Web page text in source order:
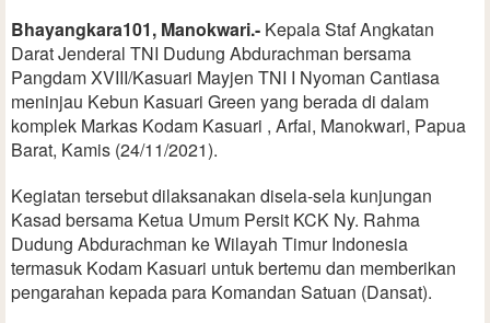
Bhayangkara101, Manokwari.- Kepala Staf Angkatan
Darat Jenderal TNI Dudung Abdurachman bersama
Pangdam XVIII/Kasuari Mayjen TNI I Nyoman Cantiasa
meninjau Kebun Kasuari Green yang berada di dalam
komplek Markas Kodam Kasuari , Arfai, Manokwari, Papua
Barat, Kamis (24/11/2021).
Kegiatan tersebut dilaksanakan disela-sela kunjungan
Kasad bersama Ketua Umum Persit KCK Ny. Rahma
Dudung Abdurachman ke Wilayah Timur Indonesia
termasuk Kodam Kasuari untuk bertemu dan memberikan
pengarahan kepada para Komandan Satuan (Dansat).